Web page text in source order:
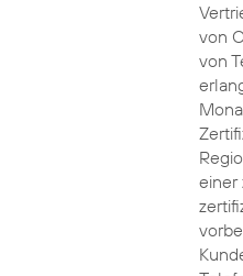
von
von
einer